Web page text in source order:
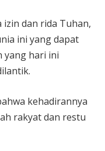
dan rida Tuhan,
ini yang dapat
yang hari ini
kehadirannya
rakyat dan restu